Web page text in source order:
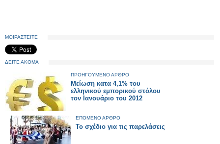
ΜΟΙΡΑΣΤΕΙΤΕ
ΔΕΙΤΕ ΑΚΟΜΑ
ΠΡΟΗΓΟΥΜΕΝΟ ΑΡΘΡΟ
Μείωση κατα 4,1% του
ελληνικού εμπορικού στόλου
τον Ιανουάριο του 2012
ΕΠΟΜΕΝΟ ΑΡΘΡΟ
To σχέδιο για τις παρελάσεις